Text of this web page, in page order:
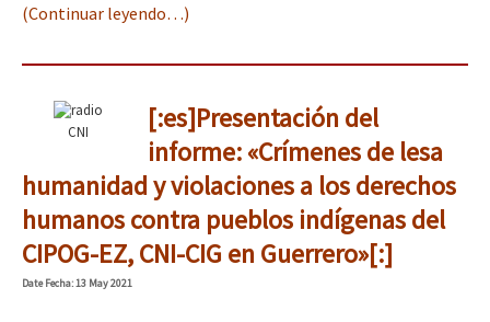
(Continuar leyendo…)
CNI
[:es]Presentación del
informe: «Crímenes de lesa
humanidad y violaciones a los derechos
humanos contra pueblos indígenas del
CIPOG-EZ, CNI-CIG en Guerrero»[:]
DateFecha: 13 May 2021